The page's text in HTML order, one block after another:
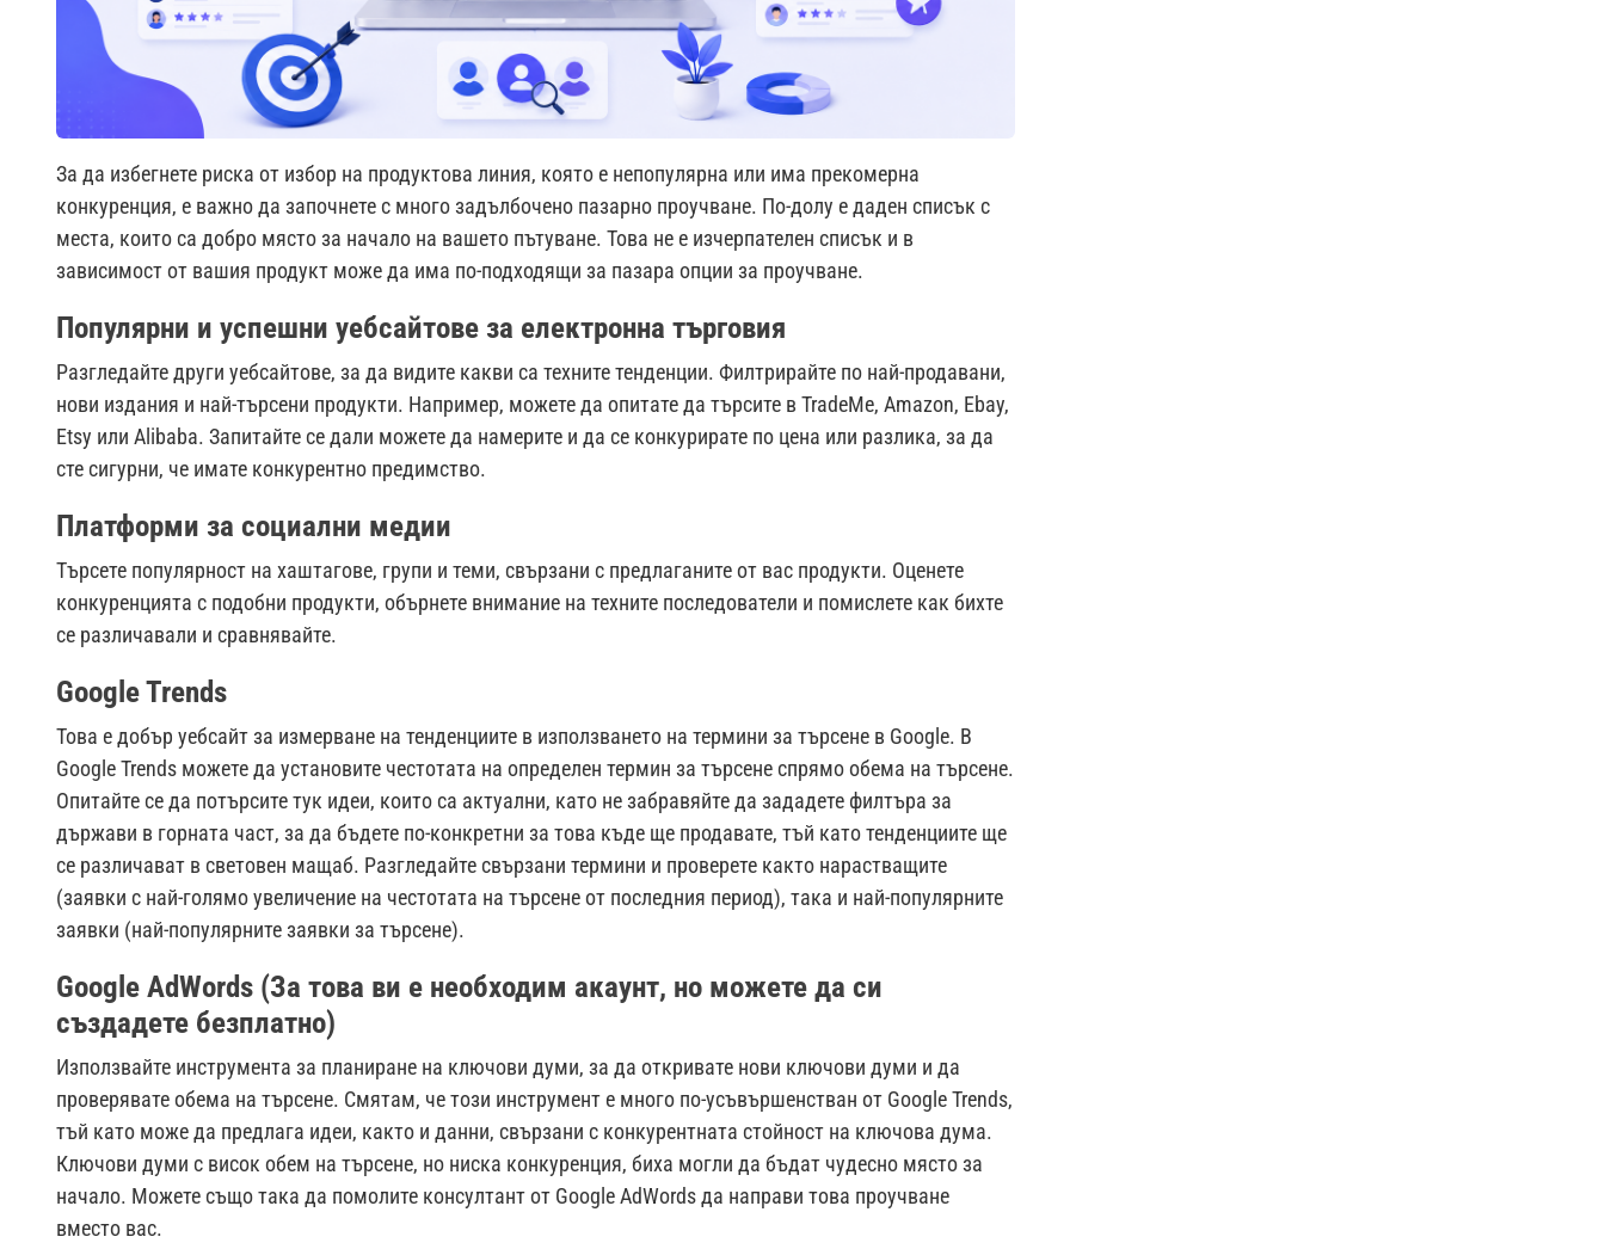
За да избегнете риска от избор на продуктова линия, която е непопулярна или има прекомерна
конкуренция, е важно да започнете с много задълбочено пазарно проучване. По-долу е даден списък с
места, които са добро място за начало на вашето пътуване. Това не е изчерпателен списък и в
зависимост от вашия продукт може да има по-подходящи за пазара опции за проучване.
Популярни и успешни уебсайтове за електронна търговия
Разгледайте други уебсайтове, за да видите какви са техните тенденции. Филтрирайте по най-продавани,
нови издания и най-търсени продукти. Например, можете да опитате да търсите в TradeMe, Amazon, Ebay,
Etsy или Alibaba. Запитайте се дали можете да намерите и да се конкурирате по цена или разлика, за да
сте сигурни, че имате конкурентно предимство.
Платформи за социални медии
Търсете популярност на хаштагове, групи и теми, свързани с предлаганите от вас продукти. Оценете
конкуренцията с подобни продукти, обърнете внимание на техните последователи и помислете как бихте
се различавали и сравнявайте.
Google Trends
Това е добър уебсайт за измерване на тенденциите в използването на термини за търсене в Google. В
Google Trends можете да установите честотата на определен термин за търсене спрямо обема на търсене.
Опитайте се да потърсите тук идеи, които са актуални, като не забравяйте да зададете филтъра за
държави в горната част, за да бъдете по-конкретни за това къде ще продавате, тъй като тенденциите ще
се различават в световен мащаб. Разгледайте свързани термини и проверете както нарастващите
(заявки с най-голямо увеличение на честотата на търсене от последния период), така и най-популярните
заявки (най-популярните заявки за търсене).
Google AdWords (За това ви е необходим акаунт, но можете да си
създадете безплатно)
Използвайте инструмента за планиране на ключови думи, за да откривате нови ключови думи и да
проверявате обема на търсене. Смятам, че този инструмент е много по-усъвършенстван от Google Trends,
тъй като може да предлага идеи, както и данни, свързани с конкурентната стойност на ключова дума.
Ключови думи с висок обем на търсене, но ниска конкуренция, биха могли да бъдат чудесно място за
начало. Можете също така да помолите консултант от Google AdWords да направи това проучване
вместо вас.